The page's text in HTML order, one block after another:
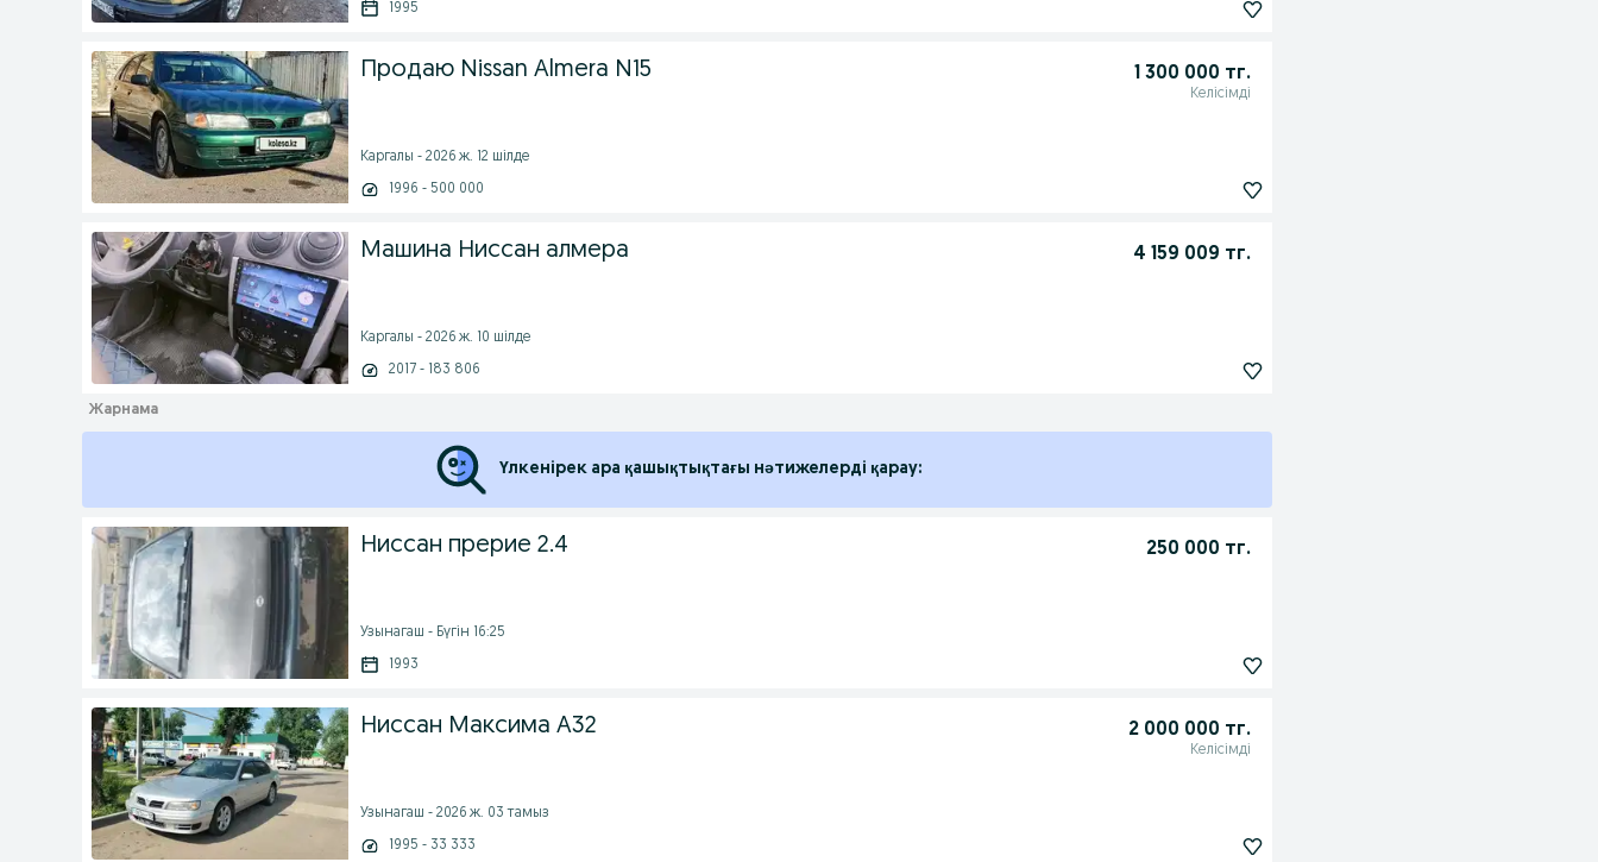
1995
Продаю Nissan Almera N15 1 300 000 тг.
Келісімді
Каргалы - 2026 ж. 12 шілде
1996 - 500 000
Машина Ниссан алмера 4 159 009 тг.
Каргалы - 2026 ж. 10 шілде
2017 - 183 806
Үлкенірек ара қашықтықтағы нәтижелерді қарау:
Ниссан прерие 2.4 250 000 тг.
Узынагаш - Бүгін 16:25
1993
Ниссан Максима А32 2 000 000 тг.
Келісімді
Узынагаш - 2026 ж. 03 тамыз
1995 - 33 333